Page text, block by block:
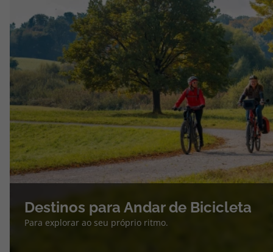
Destinos para Andar de Bicicleta
Para explorar ao seu próprio ritmo.